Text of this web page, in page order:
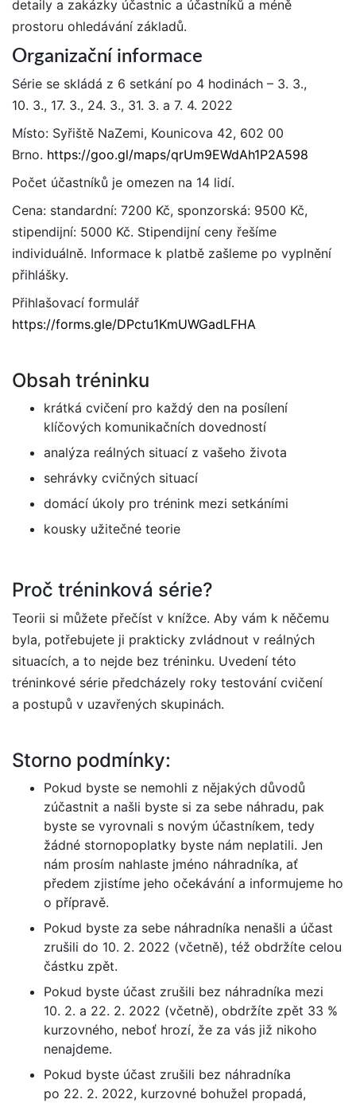
detaily a zakázky účastnic a účastníků a méně
prostoru ohledávání základů.
Organizační informace
Série se skládá z 6 setkání po 4 hodinách – 3. 3.,
10. 3., 17. 3., 24. 3., 31. 3. a 7. 4. 2022
Místo: Syřiště NaZemi, Kounicova 42, 602 00
Brno. https://goo.gl/maps/qrUm9EWdAh1P2A598
Počet účastníků je omezen na 14 lidí.
Cena: standardní: 7200 Kč, sponzorská: 9500 Kč,
stipendijní: 5000 Kč. Stipendijní ceny řešíme
individuálně. Informace k platbě zašleme po vyplnění
přihlášky.
Přihlašovací formulář
https://forms.gle/DPctu1KmUWGadLFHA
Obsah tréninku
krátká cvičení pro každý den na posílení
klíčových komunikačních dovedností
analýza reálných situací z vašeho života
sehrávky cvičných situací
domácí úkoly pro trénink mezi setkáními
kousky užitečné teorie
Proč tréninková série?
Teorii si můžete přečíst v knížce. Aby vám k něčemu
byla, potřebujete ji prakticky zvládnout v reálných
situacích, a to nejde bez tréninku. Uvedení této
tréninkové série předcházely roky testování cvičení
a postupů v uzavřených skupinách.
Storno podmínky:
Pokud byste se nemohli z nějakých důvodů
zúčastnit a našli byste si za sebe náhradu, pak
byste se vyrovnali s novým účastníkem, tedy
žádné stornopoplatky byste nám neplatili. Jen
nám prosím nahlaste jméno náhradníka, ať
předem zjistíme jeho očekávání a informujeme ho
o přípravě.
Pokud byste za sebe náhradníka nenašli a účast
zrušili do 10. 2. 2022 (včetně), též obdržíte celou
částku zpět.
Pokud byste účast zrušili bez náhradníka mezi
10. 2. a 22. 2. 2022 (včetně), obdržíte zpět 33 %
kurzovného, neboť hrozí, že za vás již nikoho
nenajdeme.
Pokud byste účast zrušili bez náhradníka
po 22. 2. 2022, kurzovné bohužel propadá,